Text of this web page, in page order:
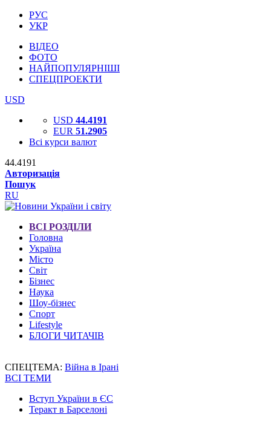
РУС
УКР
ВІДЕО
ФОТО
НАЙПОПУЛЯРНІШІ
СПЕЦПРОЕКТИ
USD
USD 44.4191
EUR 51.2905
Всі курси валют
44.4191
Авторизація
Пошук
RU
ВСІ РОЗДІЛИ
Головна
Україна
Місто
Світ
Бізнес
Наука
Шоу-бізнес
Спорт
Lifestyle
БЛОГИ ЧИТАЧІВ
СПЕЦТЕМА: Війна в Ірані
ВСІ ТЕМИ
Вступ України в ЄС
Теракт в Барселоні